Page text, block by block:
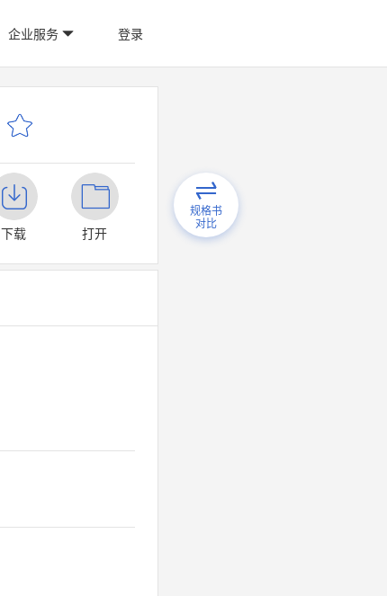
企业服务 登录
下载 打开
规格书
对比